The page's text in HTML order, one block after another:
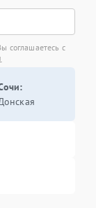
соглашаетесь с